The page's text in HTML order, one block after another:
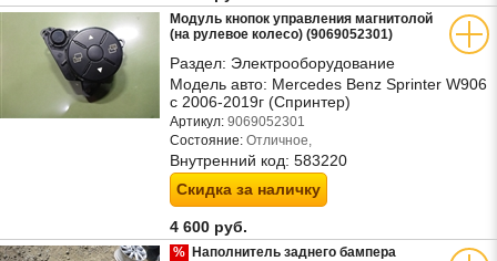
Модуль кнопок управления магнитолой
(на рулевое колесо) (9069052301)
Раздел: Электрооборудование
Модель авто: Mercedes Benz Sprinter W906
с 2006-2019г (Спринтер)
Артикул: 9069052301
Состояние: Отличное,
Внутренний код: 583220
Скидка за наличку
4 600 руб.
% Наполнитель заднего бампера